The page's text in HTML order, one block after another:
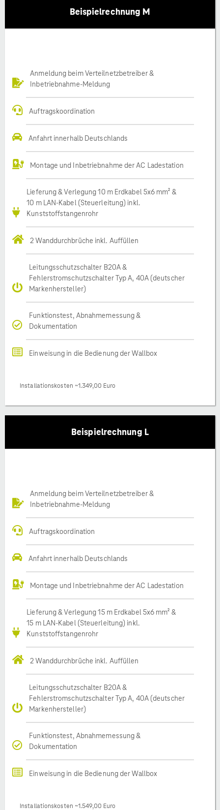
Beispielrechnung M
Anmeldung beim Verteilnetzbetreiber &
Inbetriebnahme-Meldung
Auftragskoordination
Anfahrt innerhalb Deutschlands
Montage und Inbetriebnahme der AC Ladestation
Lieferung & Verlegung 10 m Erdkabel 5x6 mm² &
10 m LAN-Kabel (Steuerleitung) inkl.
Kunststoffstangenrohr
2 Wanddurchbrüche inkl. Auffüllen
Leitungsschutzschalter B20A &
Fehlerstromschutzschalter Typ A, 40A (deutscher
Markenhersteller)
Funktionstest, Abnahmemessung &
Dokumentation
Einweisung in die Bedienung der Wallbox
Installationskosten ~1.349,00 Euro
Beispielrechnung L
Anmeldung beim Verteilnetzbetreiber &
Inbetriebnahme-Meldung
Auftragskoordination
Anfahrt innerhalb Deutschlands
Montage und Inbetriebnahme der AC Ladestation
Lieferung & Verlegung 15 m Erdkabel 5x6 mm² &
15 m LAN-Kabel (Steuerleitung) inkl.
Kunststoffstangenrohr
2 Wanddurchbrüche inkl. Auffüllen
Leitungsschutzschalter B20A &
Fehlerstromschutzschalter Typ A, 40A (deutscher
Markenhersteller)
Funktionstest, Abnahmemessung &
Dokumentation
Einweisung in die Bedienung der Wallbox
Installationskosten ~1.549,00 Euro